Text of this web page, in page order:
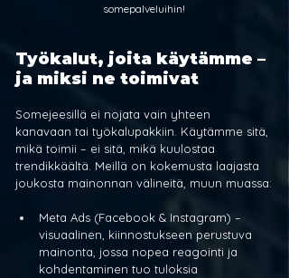
somepalveluihin!
Työkalut, joita käytämme –
ja miksi ne toimivat
Somejeesillä ei nojata vain yhteen
kanavaan tai työkalupakkiin. Käytämme sitä,
mikä toimii – ei sitä, mikä kuulostaa
trendikkäältä. Meillä on kokemusta laajasta
joukosta mainonnan välineitä, muun muassa:
Meta Ads (Facebook & Instagram) –
visuaalinen, kiinnostukseen perustuva
mainonta, jossa nopea reagointi ja
kohdentaminen tuo tuloksia